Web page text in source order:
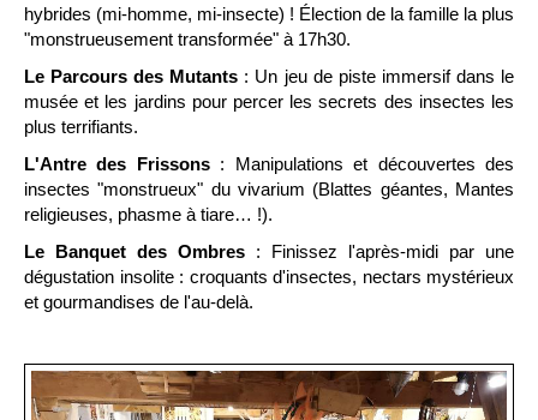
hybrides (mi-homme, mi-insecte) ! Élection de la famille la plus
"monstrueusement transformée" à 17h30.
Le Parcours des Mutants : Un jeu de piste immersif dans le
musée et les jardins pour percer les secrets des insectes les
plus terrifiants.
L'Antre des Frissons: Manipulations et découvertes des
insectes "monstrueux" du vivarium (Blattes géantes, Mantes
religieuses, phasme à tiare… !).
Le Banquet des Ombres : Finissez l'après-midi par une
dégustation insolite : croquants d'insectes, nectars mystérieux
et gourmandises de l'au-delà.